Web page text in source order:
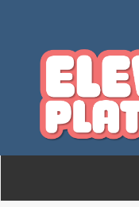
Tårs Skole
Medlemmer